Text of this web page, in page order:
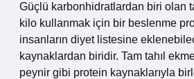
Güçlü karbonhidratlardan biri olan
kilo kullanmak için bir beslenme
insanların diyet listesine
kaynaklardan biridir. Tam tahıl
peynir gibi protein kaynaklarıyla